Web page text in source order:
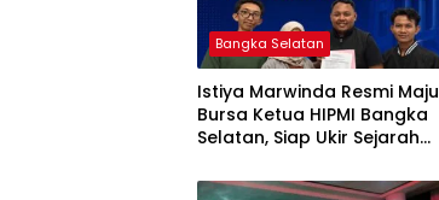
Bangka Selatan
Istiya Marwinda Resmi Maju
Bursa Ketua HIPMI Bangka
Selatan, Siap Ukir Sejarah
Pertama